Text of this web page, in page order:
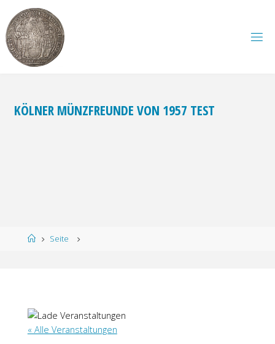
Inhalt
springen
KÖLNER MÜNZFREUNDE VON 1957 TEST
StartSeite
« Alle Veranstaltungen